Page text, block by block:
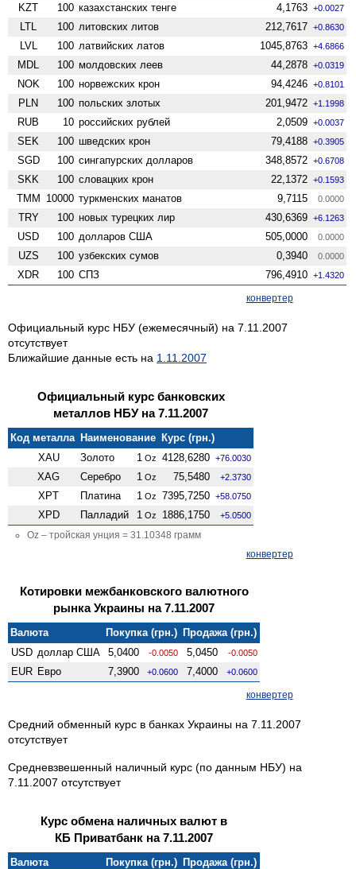
KZT 100 казахстанских тенге 4,1763 +0.0027
LTL 100 литовских литов 212,7617 +0.8630
LVL 100 латвийских латов 1045,8763 +4.6866
MDL 100 молдовских леев 44,2878 +0.0319
NOK 100 норвежских крон 94,4246 +0.8101
PLN 100 польских злотых 201,9472 +1.1998
RUB 10 российских рублей 2,0509 +0.0037
SEK 100 шведских крон 79,4188 +0.3905
SGD 100 сингапурских долларов 348,8572 +0.6708
SKK 100 словацких крон 22,1372 +0.1593
TMM 10000 туркменских манатов 9,7115 0.0000
TRY 100 новых турецких лир 430,6369 +6.1263
USD 100 долларов США 505,0000 0.0000
UZS 100 узбекских сумов 0,3940 0.0000
XDR 100 СПЗ 796,4910 +1.4320
конвертер
Официальный курс НБУ (ежемесячный) на 7.11.2007
отсутствует
Ближайшие данные есть на 1.11.2007
Официальный курс банковских
металлов НБУ на 7.11.2007
Код металла Наименование Курс (грн.)
XAU
Золото 1 Oz 4128,6280 +76.0030
XAG Серебро 1 Oz 75,5480 +2.3730
XPT Платина 1 Oz 7395,7250 +58.0750
XPD Палладий 1 Oz 1886,1750 +5.0500
Oz – тройская унция = 31.10348 грамм
конвертер
Котировки межбанковского валютного
рынка Украины на 7.11.2007
Валюта Покупка (грн.) Продажа (грн.)
USD доллар США 5,0400 -0.0050 5,0450 -0.0050
EUR Евро 7,3900 +0.0600 7,4000 +0.0600
конвертер
Средний обменный курс в банках Украины на 7.11.2007
отсутствует
Средневзвешенный наличный курс (по данным НБУ) на
7.11.2007 отсутствует
Курс обмена наличных валют в
КБ Приватбанк на 7.11.2007
Валюта Покупка (грн.) Продажа (грн.)